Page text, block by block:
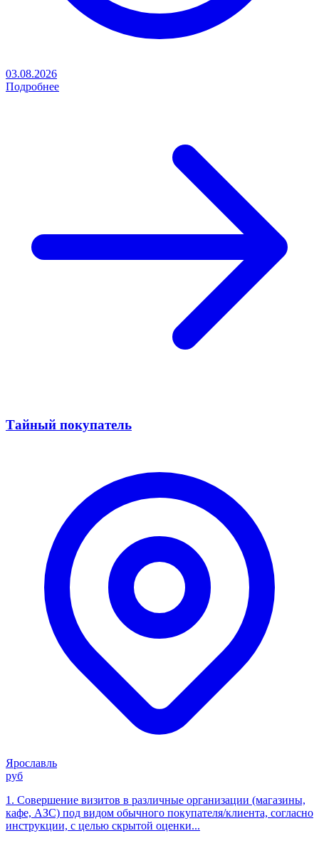
03.08.2026
Подробнее
Тайный покупатель
Ярославль
руб
1. Совершение визитов в различные организации (магазины,
кафе, АЗС) под видом обычного покупателя/клиента, согласно
инструкции, с целью скрытой оценки...